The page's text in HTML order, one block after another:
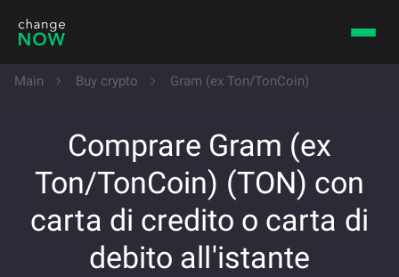
Main Buy crypto Gram (ex Ton/TonCoin)
Comprare Gram (ex
Ton/TonCoin) (TON) con
carta di credito o carta di
debito all'istante